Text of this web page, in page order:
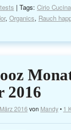
| Tags: Cirio Cucina
, Organics, Rauch
2016
2016 von Mandy• 1